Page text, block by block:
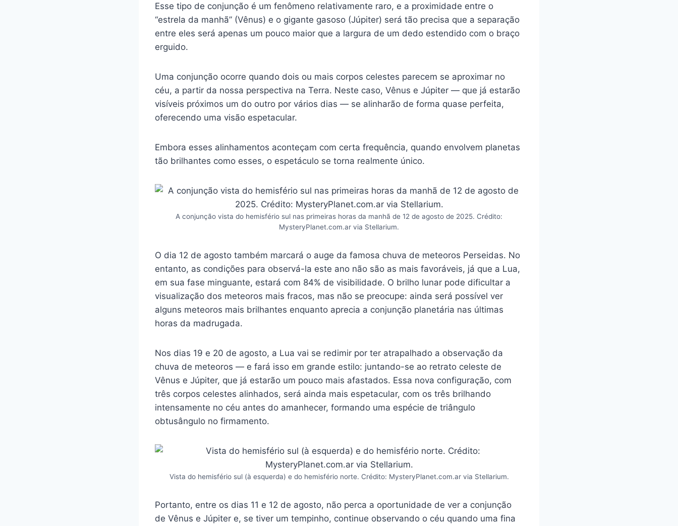
Esse tipo de conjunção é um fenômeno relativamente raro, e a proximidade entre o
“estrela da manhã” (Vênus) e o gigante gasoso (Júpiter) será tão precisa que a separação
entre eles será apenas um pouco maior que a largura de um dedo estendido com o braço
erguido.
Uma conjunção ocorre quando dois ou mais corpos celestes parecem se aproximar no
céu, a partir da nossa perspectiva na Terra. Neste caso, Vênus e Júpiter — que já estarão
visíveis próximos um do outro por vários dias — se alinharão de forma quase perfeita,
oferecendo uma visão espetacular.
Embora esses alinhamentos aconteçam com certa frequência, quando envolvem planetas
tão brilhantes como esses, o espetáculo se torna realmente único.
A conjunção vista do hemisfério sul nas primeiras horas da manhã de 12 de agosto de 2025. Crédito:
MysteryPlanet.com.ar via Stellarium.
O dia 12 de agosto também marcará o auge da famosa chuva de meteoros Perseidas. No
entanto, as condições para observá-la este ano não são as mais favoráveis, já que a Lua,
em sua fase minguante, estará com 84% de visibilidade. O brilho lunar pode dificultar a
visualização dos meteoros mais fracos, mas não se preocupe: ainda será possível ver
alguns meteoros mais brilhantes enquanto aprecia a conjunção planetária nas últimas
horas da madrugada.
Nos dias 19 e 20 de agosto, a Lua vai se redimir por ter atrapalhado a observação da
chuva de meteoros — e fará isso em grande estilo: juntando-se ao retrato celeste de
Vênus e Júpiter, que já estarão um pouco mais afastados. Essa nova configuração, com
três corpos celestes alinhados, será ainda mais espetacular, com os três brilhando
intensamente no céu antes do amanhecer, formando uma espécie de triângulo
obtusângulo no firmamento.
Vista do hemisfério sul (à esquerda) e do hemisfério norte. Crédito: MysteryPlanet.com.ar via Stellarium.
Portanto, entre os dias 11 e 12 de agosto, não perca a oportunidade de ver a conjunção
de Vênus e Júpiter e, se tiver um tempinho, continue observando o céu quando uma fina